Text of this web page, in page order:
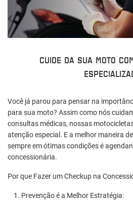
CUIDE DA SUA MOTO
Você já parou para pensar na
para sua moto? Assim como nós
consultas médicas, nossas
atenção especial. E a melhor maneira
sempre em ótimas condições é
concessionária.
Por que Fazer um Checkup na
1. Prevenção é a Melhor Estratégia: